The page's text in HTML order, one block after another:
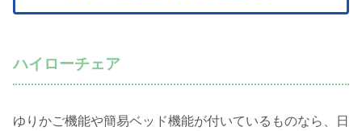
ハイローチェア
ゆりかご機能や簡易ベッド機能が付いているものなら、日